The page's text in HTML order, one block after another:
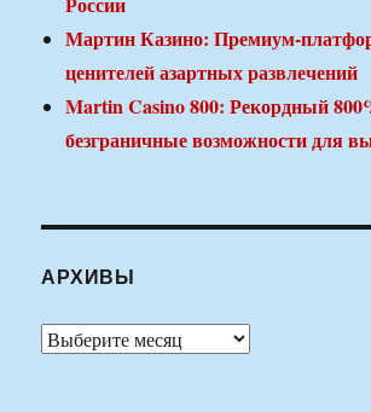
Мартин Казино: Премиум-
ценителей азартных развлечений
Martin Casino 800: Рекордный
безграничные возможности для
АРХИВЫ
Архивы